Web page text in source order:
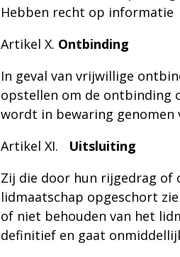
Hebben recht op informatie
Artikel X. Ontbinding
In geval van vrijwillige
opstellen om de ontbinding
wordt in bewaring genomen
Artikel XI.
Uitsluiting
Zij die door hun rijgedrag of
lidmaatschap opgeschort
of niet behouden van het
definitief en gaat